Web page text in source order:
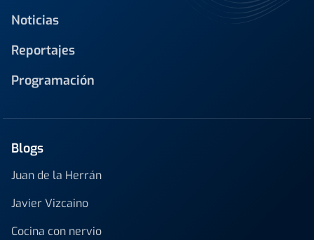
Noticias
Reportajes
Programación
Blogs
Juan de la Herrán
Javier Vizcaino
Cocina con nervio